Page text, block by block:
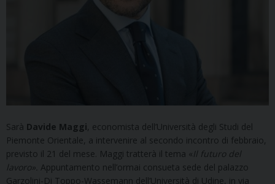
Sarà Davide Maggi, economista dell’Università degli Studi del
Piemonte Orientale, a intervenire al secondo incontro di febbraio,
previsto il 21 del mese. Maggi tratterà il tema «Il futuro del
lavoro». Appuntamento nell’ormai consueta sede del palazzo
Garzolini-Di Toppo-Wassemann dell’Università di Udine, in via